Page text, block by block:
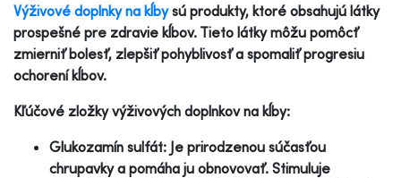
Výživové doplnky na kĺbysú produkty, ktoré obsahujú látky
prospešné pre zdravie kĺbov. Tieto látky môžu pomôcť
zmierniť bolesť, zlepšiť pohyblivosť a spomaliť progresiu
ochorení kĺbov.
Kľúčové zložky výživových doplnkov na kĺby:
Glukozamín sulfát: Je prirodzenou súčasťou
chrupavky a pomáha ju obnovovať. Stimuluje